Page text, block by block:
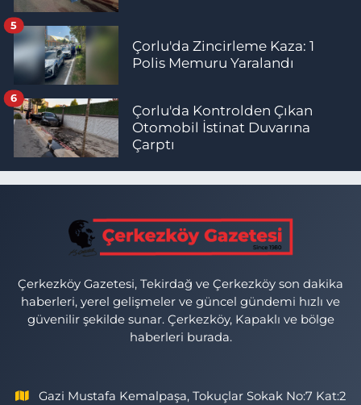
Çorlu'da Zincirleme Kaza: 1
Polis Memuru Yaralandı
5
Çorlu'da Kontrolden Çıkan
Otomobil İstinat Duvarına
Çarptı
6
Çerkezköy Gazetesi, Tekirdağ ve Çerkezköy son dakika
haberleri, yerel gelişmeler ve güncel gündemi hızlı ve
güvenilir şekilde sunar. Çerkezköy, Kapaklı ve bölge
haberleri burada.
Gazi Mustafa Kemalpaşa, Tokuçlar Sokak No:7 Kat:2